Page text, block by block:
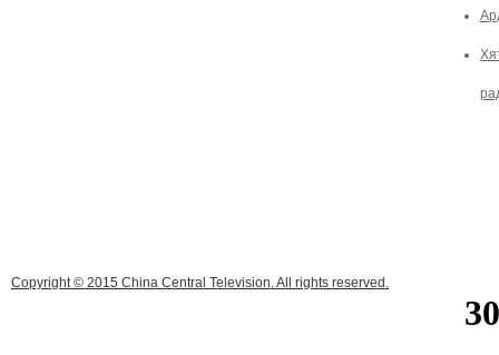
Copyright © 2015 China Central Television. All rights reserved.